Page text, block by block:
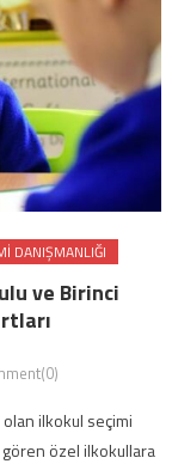
DANIŞMANLIĞI
ve Birinci
olan ilkokul seçimi
özel ilkokullara